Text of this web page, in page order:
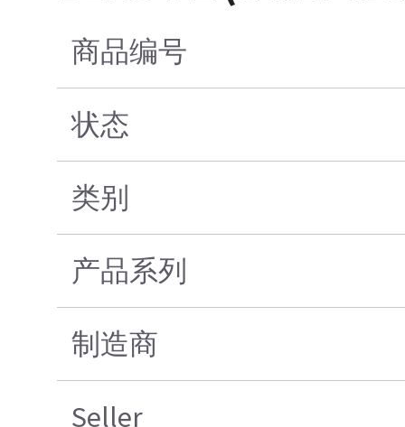
商品编号
状态
类别
产品系列
制造商
Seller